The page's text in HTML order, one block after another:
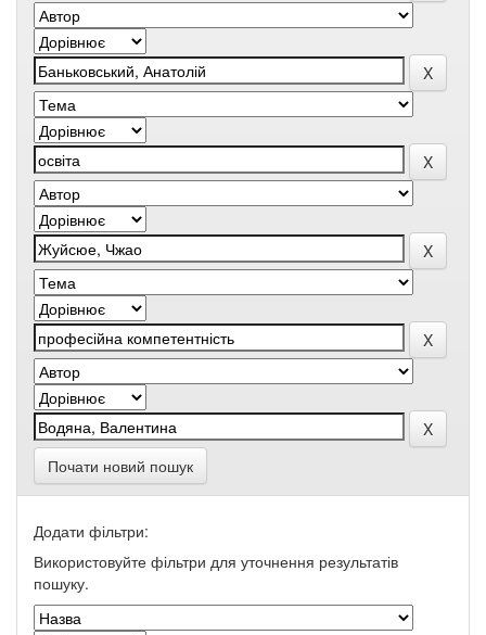
Почати новий пошук
Додати фільтри:
Використовуйте фільтри для уточнення результатів
пошуку.